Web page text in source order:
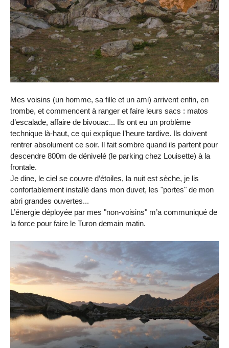
Mes voisins (un homme, sa fille et un ami) arrivent enfin, en
trombe, et commencent à ranger et faire leurs sacs : matos
d’escalade, affaire de bivouac... Ils ont eu un problème
technique là-haut, ce qui explique l’heure tardive. Ils doivent
rentrer absolument ce soir. Il fait sombre quand ils partent pour
descendre 800m de dénivelé (le parking chez Louisette) à la
frontale.
Je dine, le ciel se couvre d’étoiles, la nuit est sèche, je lis
confortablement installé dans mon duvet, les "portes" de mon
abri grandes ouvertes...
L’énergie déployée par mes "non-voisins" m’a communiqué de
la force pour faire le Turon demain matin.